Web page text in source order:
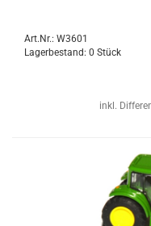
Art.Nr.: W3601
Lagerbestand: 0 Stück
inkl.